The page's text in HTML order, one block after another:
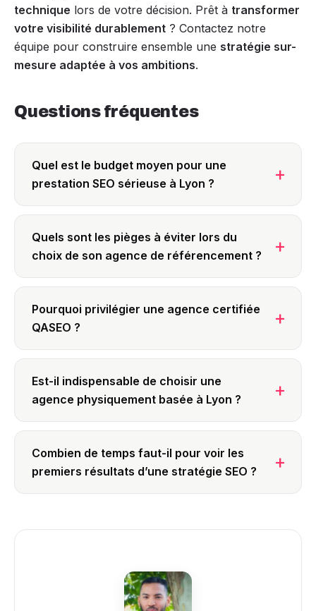
technique lors de votre décision. Prêt à transformer
votre visibilité durablement ? Contactez notre
équipe pour construire ensemble une stratégie sur-
mesure adaptée à vos ambitions.
Questions fréquentes
Quel est le budget moyen pour une
prestation SEO sérieuse à Lyon ?
Quels sont les pièges à éviter lors du
choix de son agence de référencement ?
Pourquoi privilégier une agence certifiée
QASEO ?
Est-il indispensable de choisir une
agence physiquement basée à Lyon ?
Combien de temps faut-il pour voir les
premiers résultats d’une stratégie SEO ?